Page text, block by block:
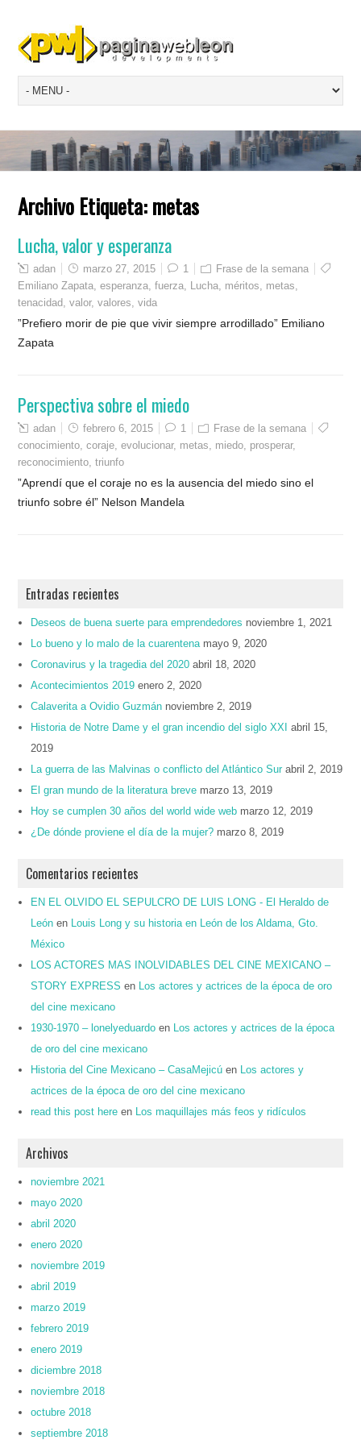
Archivo Etiqueta:metas
Lucha, valor y esperanza
adan marzo 27, 2015 1
Frase de la semana
Emiliano Zapata ,esperanza ,fuerza Lucha méritos metas
tenacidad
,valor,valores ,vida
”Prefiero morir de pie que vivir siempre arrodillado” Emiliano
Zapata
Perspectiva sobre el miedo
adan febrero 6, 2015 1
Frase de la semana
conocimiento ,coraje ,evolucionar, metas miedo prosperar,
reconocimiento ,triunfo
”Aprendí que el coraje no es la ausencia del miedo sino el
triunfo sobre él” Nelson Mandela
Entradas recientes
Deseos de buena suerte para emprendedores noviembre 1, 2021
Lo bueno y lo malo de la cuarentena mayo 9, 2020
Coronavirus y la tragedia del 2020 abril 18, 2020
Acontecimientos 2019 enero 2, 2020
Calaverita a Ovidio Guzmán noviembre 2, 2019
Historia de Notre Dame y el gran incendio del siglo XXI
abril 15,
2019
La guerra de las Malvinas o conflicto del Atlántico Sur abril 2, 2019
El gran mundo de la literatura breve marzo 13, 2019
Hoy se cumplen 30 años del world wide web marzo 12, 2019
¿De dónde proviene el día de la mujer? marzo 8, 2019
Comentarios recientes
EN EL OLVIDO EL SEPULCRO DE LUIS LONG - El Heraldo de
León en
Louis Long y su historia en León de los Aldama, Gto.
México
LOS ACTORES MAS INOLVIDABLES DEL CINE MEXICANO –
STORY EXPRESS en
Los actores y actrices de la época de oro
del cine mexicano
1930-1970 – lonelyeduardo en
Los actores y actrices de la época
de oro del cine mexicano
Historia del Cine Mexicano – CasaMejicú en
Los actores y
actrices de la época de oro del cine mexicano
read this post here en Los maquillajes más feos y ridículos
Archivos
noviembre 2021
mayo 2020
abril 2020
enero 2020
noviembre 2019
abril 2019
marzo 2019
febrero 2019
enero 2019
diciembre 2018
noviembre 2018
octubre 2018
septiembre 2018